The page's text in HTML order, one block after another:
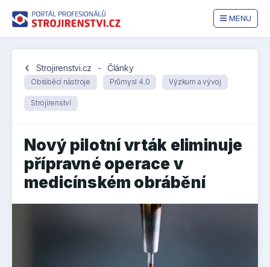
MENU
chevron_left Strojirenstvi.cz - Články
Obráběcí nástroje Průmysl 4.0 Výzkum a vývoj
Strojírenství
Nový pilotní vrták eliminuje
přípravné operace v
medicínském obrábění